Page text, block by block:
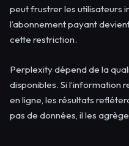
peut frustrer les utilisateurs
l’abonnement payant
cette restriction.
Perplexity dépend de la
disponibles. Si l’information
en ligne, les résultats
pas de données, il les